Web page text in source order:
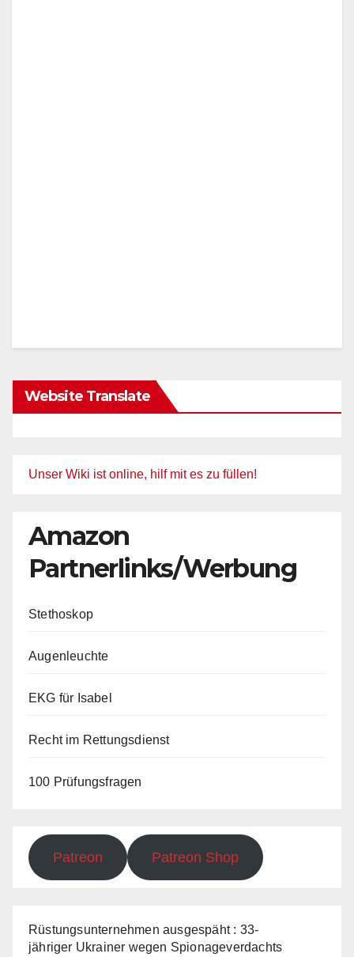
Website Translate
Unser Wiki ist online, hilf mit es zu füllen!
Amazon
Partnerlinks/Werbung
Stethoskop
Augenleuchte
EKG für Isabel
Recht im Rettungsdienst
100 Prüfungsfragen
Patreon Patreon Shop
Rüstungsunternehmen ausgespäht : 33-
jähriger Ukrainer wegen Spionageverdachts